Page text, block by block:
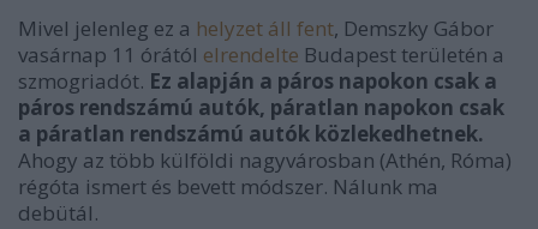
Mivel jelenleg ez a helyzet áll fent, Demszky Gábor
vasárnap 11 órától elrendelte Budapest területén a
szmogriadót. Ez alapján a páros napokon csak a
páros rendszámú autók, páratlan napokon csak
a páratlan rendszámú autók közlekedhetnek.
Ahogy az több külföldi nagyvárosban (Athén, Róma)
régóta ismert és bevett módszer. Nálunk ma
debütál.